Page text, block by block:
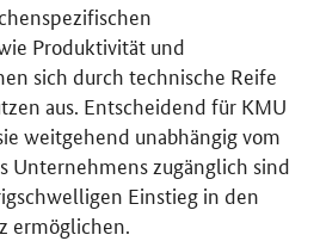
Produktivität und
sich durch technische Reife
aus. Entscheidend für KMU
weitgehend unabhängig vom
Unternehmens zugänglich sind
Einstieg in den
ermöglichen.